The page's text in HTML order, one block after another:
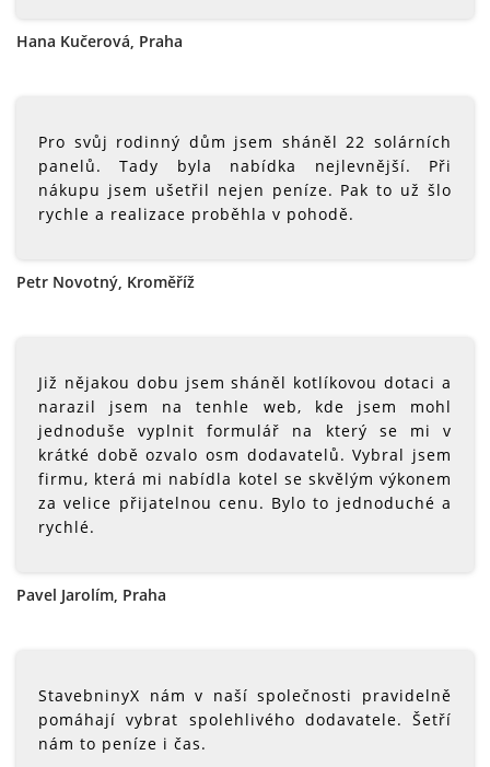
Hana Kučerová, Praha
Pro svůj rodinný dům jsem sháněl 22 solárních
panelů. Tady byla nabídka nejlevnější. Při
nákupu jsem ušetřil nejen peníze. Pak to už šlo
rychle a realizace proběhla v pohodě.
Petr Novotný, Kroměříž
Již nějakou dobu jsem sháněl kotlíkovou dotaci a
narazil jsem na tenhle web, kde jsem mohl
jednoduše vyplnit formulář na který se mi v
krátké době ozvalo osm dodavatelů. Vybral jsem
firmu, která mi nabídla kotel se skvělým výkonem
za velice přijatelnou cenu. Bylo to jednoduché a
rychlé.
Pavel Jarolím, Praha
StavebninyX nám v naší společnosti pravidelně
pomáhají vybrat spolehlivého dodavatele. Šetří
nám to peníze i čas.